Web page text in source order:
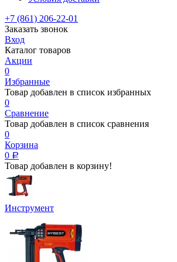
+7 (861) 206-22-01
Заказать звонок
Вход
Каталог товаров
Акции
0
Избранные
Товар добавлен в список избранных
0
Сравнение
Товар добавлен в список сравнения
0
Корзина
0 Р
Товар добавлен в корзину!
Инструмент